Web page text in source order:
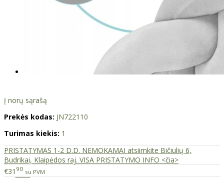
Į norų sąrašą
Prekės kodas: JN722110
Turimas kiekis: 1
PRISTATYMAS 1-2 D.D. NEMOKAMAI atsiimkite Bičiulių 6,
Budrikai, Klaipėdos raj. VISA PRISTATYMO INFO <čia>
€31 90 su PVM